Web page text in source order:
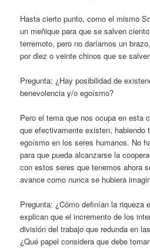
Hasta cierto punto, como el mismo
un meñique para que se salven
terremoto, pero no daríamos un
por diez o veinte chinos que se
Pregunta: ¿Hay posibilidad de
benevolencia y/o egoísmo?
Pero el tema que nos ocupa en esta
que efectivamente existen, habiendo
egoísmo en los seres humanos. No
para que pueda alcanzarse la
con estos seres que tenemos ahora
avance como nunca se hubiera
Pregunta: ¿Cómo definían la riqueza
explican que el incremento de los
división del trabajo que redunda en
¿Qué papel considera que debe